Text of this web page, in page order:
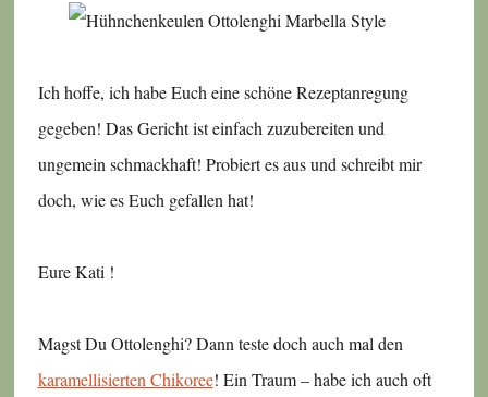
Ich hoffe, ich habe Euch eine schöne Rezeptanregung
gegeben! Das Gericht ist einfach zuzubereiten und
ungemein schmackhaft! Probiert es aus und schreibt mir
doch, wie es Euch gefallen hat!
Eure Kati !
Magst Du Ottolenghi? Dann teste doch auch mal den
karamellisierten Chikoree! Ein Traum – habe ich auch oft